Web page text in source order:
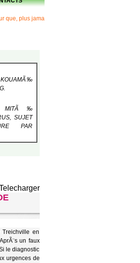
plus jamais, un Maître ne laisse ses disciples
KOUAMÃ‰
SUJET
PAR
en
un faux
le diagnostic
urgences de